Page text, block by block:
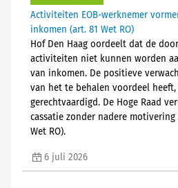
Activiteiten EOB-werknemer
inkomen (art. 81 Wet RO)
Hof Den Haag oordeelt dat de
activiteiten niet kunnen worden
van inkomen. De positieve
van het te behalen voordeel
gerechtvaardigd. De Hoge Raad
cassatie zonder nadere motivering
Wet RO).
6 juli 2026